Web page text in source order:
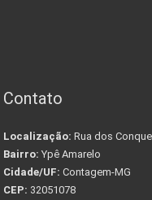
Contato
Localização: Rua dos
Bairro: Ypê Amarelo
Cidade/UF: Contagem-MG
CEP: 32051078